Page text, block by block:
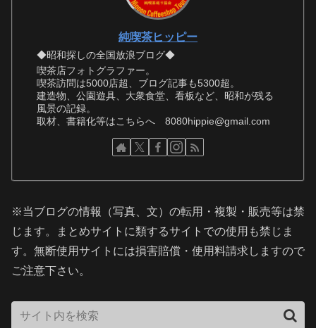
純喫茶ヒッピー
◆昭和探しの全国放浪ブログ◆
喫茶店フォトグラファー。
喫茶訪問は5000店超、ブログ記事も5300超。
建造物、公園遊具、大衆食堂、看板など、昭和が残る
風景の記録。
取材、書籍化等はこちらへ 8080hippie@gmail.com
※当ブログの情報（写真、文）の転用・複製・販売等は禁
じます。まとめサイトに類するサイトでの使用も禁じま
す。無断使用サイトには損害賠償・使用料請求しますので
ご注意下さい。